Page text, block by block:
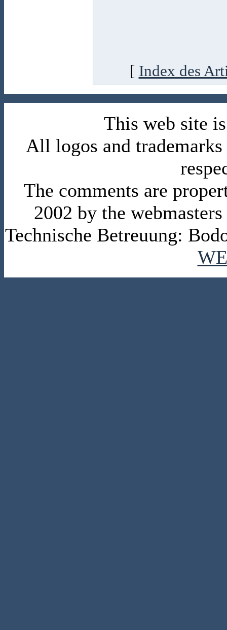
[ Index des
This web site
All logos and
The comments are
2002 by the
Technische Betreuung: